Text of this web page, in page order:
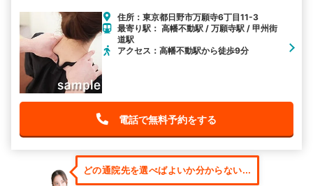
住所：東京都日野市万願寺6丁目11-3
最寄り駅： 高幡不動駅 / 万願寺駅 / 甲州街
道駅
アクセス：高幡不動駅から徒歩9分
電話で無料予約をする
どの通院先を選べばよいか分からない...